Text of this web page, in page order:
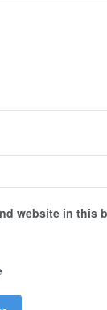
website in this